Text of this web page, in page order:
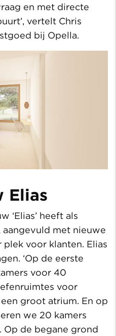
en met directe
vertelt Chris
bij Opella.
Elias
‘Elias’ heeft als
met nieuwe
voor klanten. Elias
‘Op de eerste
voor 40
voor
groot atrium. En op
we 20 kamers
de begane grond